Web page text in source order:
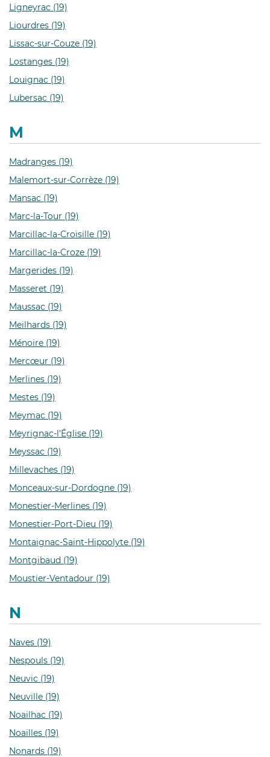
Ligneyrac (19)
Liourdres (19)
Lissac-sur-Couze (19)
Lostanges (19)
Louignac (19)
Lubersac (19)
M
Madranges (19)
Malemort-sur-Corrèze (19)
Mansac (19)
Marc-la-Tour (19)
Marcillac-la-Croisille (19)
Marcillac-la-Croze (19)
Margerides (19)
Masseret (19)
Maussac (19)
Meilhards (19)
Ménoire (19)
Mercœur (19)
Merlines (19)
Mestes (19)
Meymac (19)
Meyrignac-l'Église (19)
Meyssac (19)
Millevaches (19)
Monceaux-sur-Dordogne (19)
Monestier-Merlines (19)
Monestier-Port-Dieu (19)
Montaignac-Saint-Hippolyte (19)
Montgibaud (19)
Moustier-Ventadour (19)
N
Naves (19)
Nespouls (19)
Neuvic (19)
Neuville (19)
Noailhac (19)
Noailles (19)
Nonards (19)